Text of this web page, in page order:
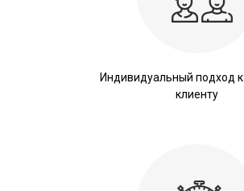
Индивидуальный подход
клиенту